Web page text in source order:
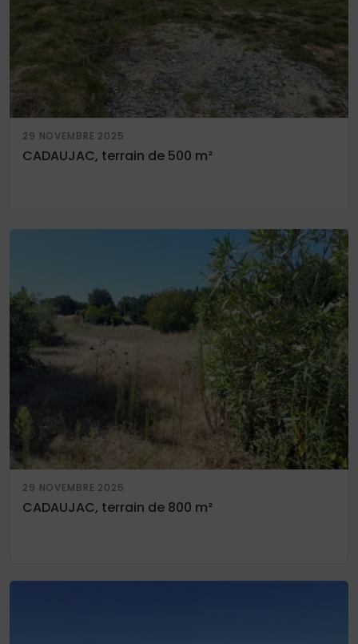
29 NOVEMBRE 2025
CADAUJAC, terrain de 500 m²
29 NOVEMBRE 2025
CADAUJAC, terrain de 800 m²